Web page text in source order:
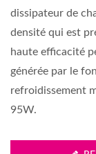
dissipateur de
densité qui est
haute efficacité
générée par le
refroidissement
95W.